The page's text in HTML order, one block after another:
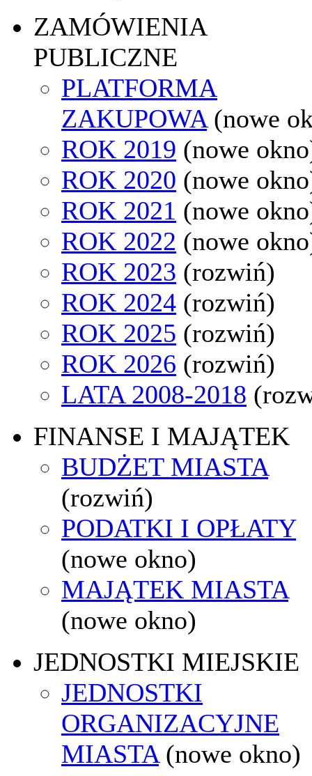
ZAMÓWIENIA
PUBLICZNE
PLATFORMA
ZAKUPOWA (nowe
ROK 2019 (nowe
ROK 2020 (nowe
ROK 2021 (nowe
ROK 2022 (nowe
ROK 2023 (rozwiń)
ROK 2024 (rozwiń)
ROK 2025 (rozwiń)
ROK 2026 (rozwiń)
LATA 2008-2018
FINANSE I MAJĄTEK
BUDŻET MIASTA
(rozwiń)
PODATKI I OPŁATY
(nowe okno)
MAJĄTEK MIASTA
(nowe okno)
JEDNOSTKI MIEJSKIE
JEDNOSTKI
ORGANIZACYJNE
MIASTA (nowe okno)